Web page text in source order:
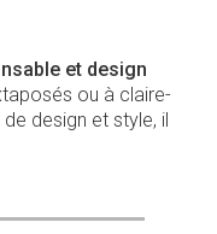
et design
ou à claire-
design et style, il